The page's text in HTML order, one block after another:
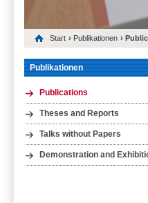
Start › Publikationen ›
Publikationen
Publications
Theses and Reports
Talks without Papers
Demonstration and